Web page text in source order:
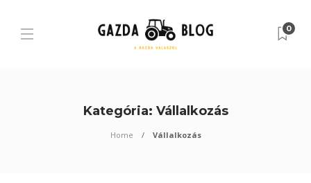
0
Kategória: Vállalkozás
Home Vállalkozás